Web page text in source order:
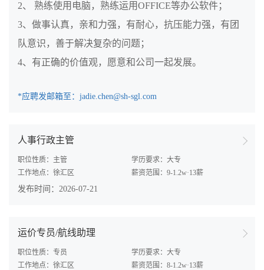
2、 熟练使用电脑，熟练运用OFFICE等办公软件；
3、做事认真，亲和力强，有耐心，抗压能力强，有团
队意识，善于解决复杂的问题；
4、有正确的价值观，愿意和公司一起发展。
*应聘发邮箱至：jadie.chen@sh-sgl.com
人事行政主管
职位性质：主管
学历要求：大专
工作地点：徐汇区
薪资范围：9-1.2w·13薪
发布时间：2026-07-21
运价专员/航线助理
职位性质：专员
学历要求：大专
工作地点：徐汇区
薪资范围：8-1.2w·13薪